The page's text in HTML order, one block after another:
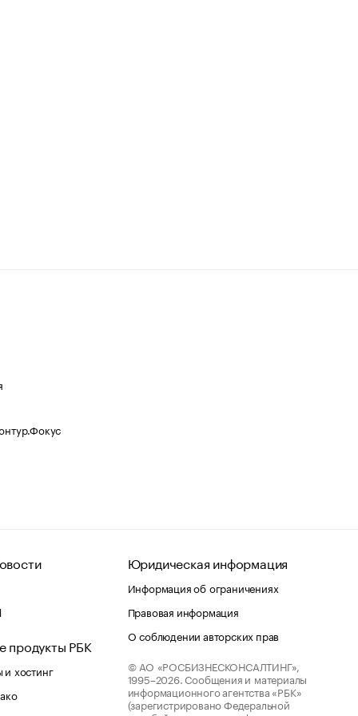
продукты РБК
хостинг
Юридическая информация
Информация об ограничениях
Правовая информация
О соблюдении авторских прав
© АО «РОСБИЗНЕСКОНСАЛТИНГ»,
1995–2026. Сообщения и материалы
информационного агентства «РБК»
(зарегистрировано Федеральной